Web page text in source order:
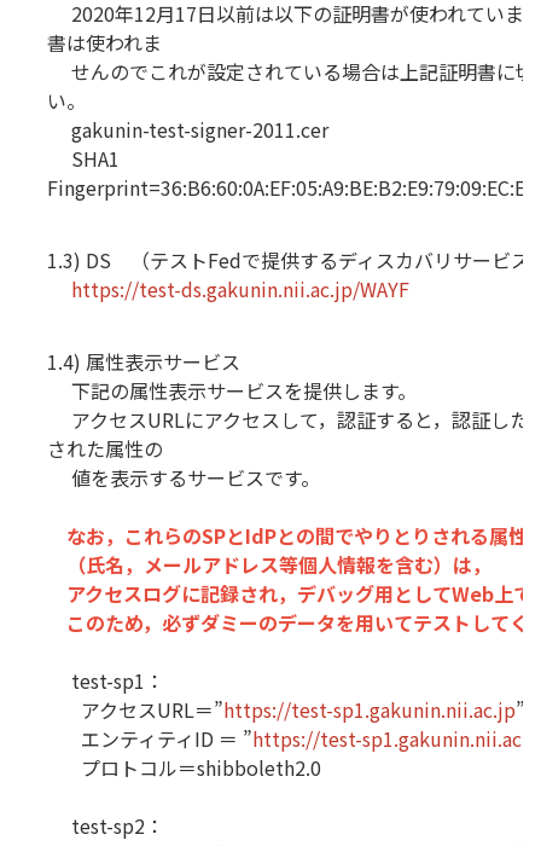
2020年12月17日以前は以下の証明書が使われていま
書は使われま
せんのでこれが設定されている場合は上記証明書に切
い。
gakunin-test-signer-2011.cer
SHA1
1.3) DS （テストFedで提供するディスカバリサービス
https://test-ds.gakunin.nii.ac.jp/WAYF
1.4) 属性表示サービス
下記の属性表示サービスを提供します。
アクセスURLにアクセスして，認証すると，認証した
された属性の
値を表示するサービスです。
なお，これらのSPとIdPとの間でやりとりされる属性
（氏名，メールアドレス等個人情報を含む）は，
アクセスログに記録され，デバッグ用としてWeb上で
このため，必ずダミーのデータを用いてテストしてく
test-sp1：
アクセスURL＝”https://test-sp1.gakunin.nii.ac.jp”
エンティティID ＝ ”https://test-
プロトコル＝shibboleth2.0
test-sp2：